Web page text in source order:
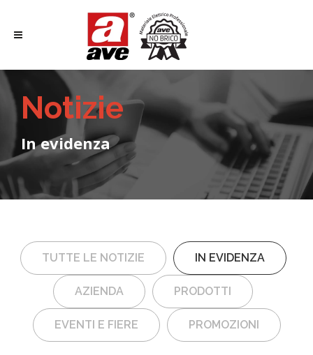
Notizie
In evidenza
TUTTE LE NOTIZIE IN EVIDENZA
AZIENDA PRODOTTI
EVENTI E FIERE PROMOZIONI